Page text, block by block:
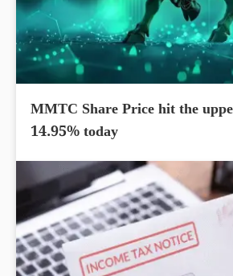
MMTC Share Price hit the
14.95% today